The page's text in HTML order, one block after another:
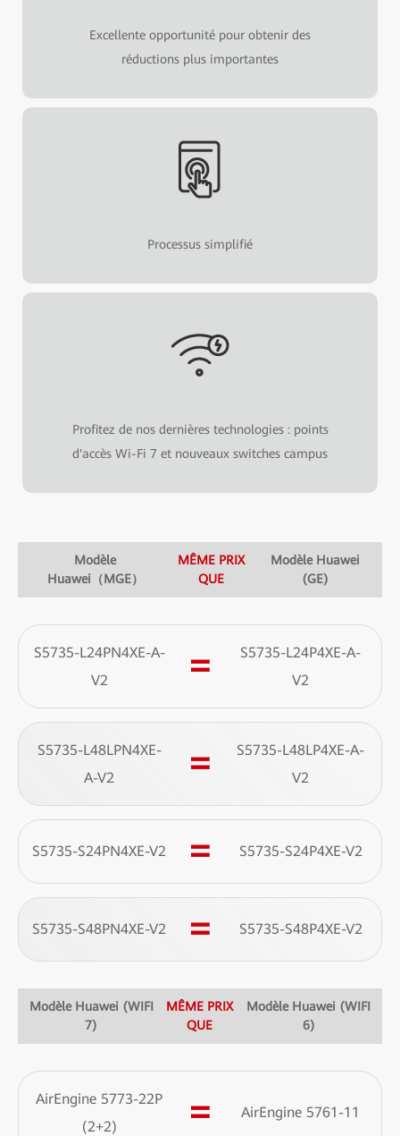
Excellente opportunité pour obtenir des
réductions plus importantes
Processus simplifié
Profitez de nos dernières technologies : points
d'accès Wi-Fi 7 et nouveaux switches campus
Modèle
Huawei（MGE）
MÊME PRIX
QUE
Modèle Huawei
(GE)
S5735-L24PN4XE-A-
V2
=
S5735-L24P4XE-A-
V2
S5735-L48LPN4XE-
A-V2
=
S5735-L48LP4XE-A-
V2
S5735-S24PN4XE-V2 = S5735-S24P4XE-V2
S5735-S48PN4XE-V2 = S5735-S48P4XE-V2
Modèle Huawei (WIFI
7)
MÊME PRIX
QUE
Modèle Huawei (WIFI
6)
AirEngine 5773-22P
(2+2)
= AirEngine 5761-11